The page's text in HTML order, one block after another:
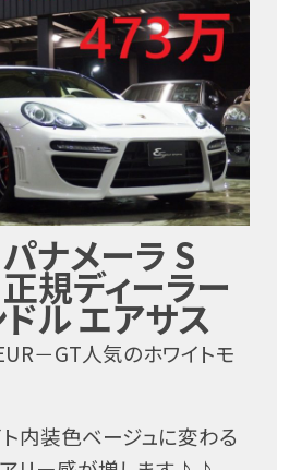
ナメーラ S
規ディーラー
ル エアサス
－GT人気のホワイトモ
内装色ベージュに変わる